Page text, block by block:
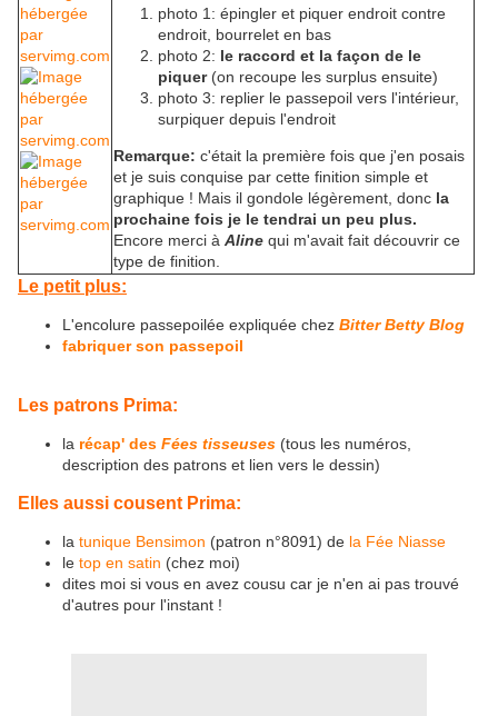
photo 1: épingler et piquer endroit contre
endroit, bourrelet en bas
photo 2: le raccord et la façon de le
piquer(on recoupe les surplus ensuite)
photo 3: replier le passepoil vers l'intérieur,
surpiquer depuis l'endroit
Remarque: c'était la première fois que j'en posais
et je suis conquise par cette finition simple et
graphique ! Mais il gondole légèrement, donc la
prochaine fois je le tendrai un peu plus.
Encore merci à Aline qui m'avait fait découvrir ce
type de finition.
Le petit plus:
L'encolure passepoilée expliquée chez Bitter Betty Blog
fabriquer son passepoil
Les patrons Prima:
la récap' des Fées tisseuses (tous les numéros,
description des patrons et lien vers le dessin)
Elles aussi cousent Prima:
la tunique Bensimon (patron n°8091) de la Fée Niasse
le top en satin (chez moi)
dites moi si vous en avez cousu car je n'en ai pas trouvé
d'autres pour l'instant !